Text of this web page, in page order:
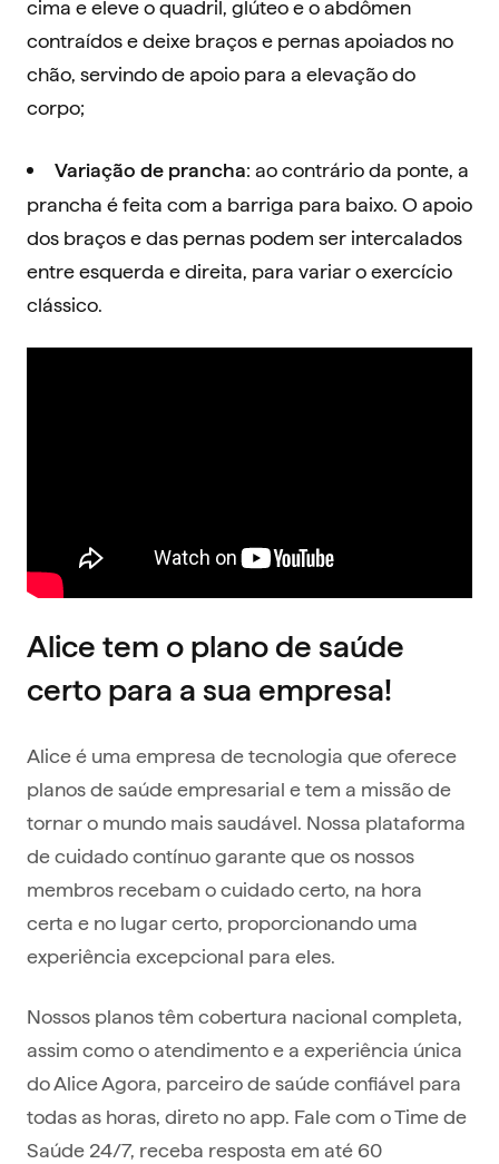
cima e eleve o quadril, glúteo e o abdômen
contraídos e deixe braços e pernas apoiados no
chão, servindo de apoio para a elevação do
corpo;
Variação de prancha: ao contrário da ponte, a
prancha é feita com a barriga para baixo. O apoio
dos braços e das pernas podem ser intercalados
entre esquerda e direita, para variar o exercício
clássico.
Alice tem o plano de saúde
certo para a sua empresa!
Alice é uma empresa de tecnologia que oferece
planos de saúde empresarial e tem a missão de
tornar o mundo mais saudável. Nossa plataforma
de cuidado contínuo garante que os nossos
membros recebam o cuidado certo, na hora
certa e no lugar certo, proporcionando uma
experiência excepcional para eles.
Nossos planos têm cobertura nacional completa,
assim como o atendimento e a experiência única
do Alice Agora, parceiro de saúde confiável para
todas as horas, direto no app. Fale com o Time de
Saúde 24/7, receba resposta em até 60